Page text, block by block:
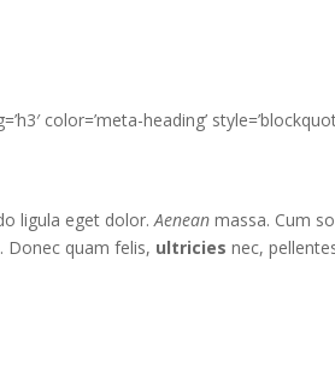
color=’meta-heading’
ligula eget dolor.Aenean massa. Cum
Donec quam felis, ultricies nec,